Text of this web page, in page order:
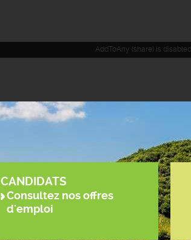
AddToAny (share) is disabled.
CANDIDATS
Consultez nos offres
d'emploi